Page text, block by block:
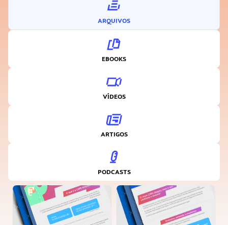
ARQUIVOS
EBOOKS
VÍDEOS
ARTIGOS
PODCASTS